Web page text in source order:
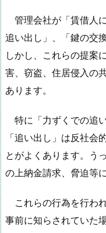
管理会社が「賃借人
追い出し」、「鍵の交
しかし、これらの提案
害、窃盗、住居侵入の
あります。
特に「力ずくでの追
「追い出し」は反社会
とがよくあります。う
の上納金請求、脅迫等
これらの行為を行わ
事前に知らされていた